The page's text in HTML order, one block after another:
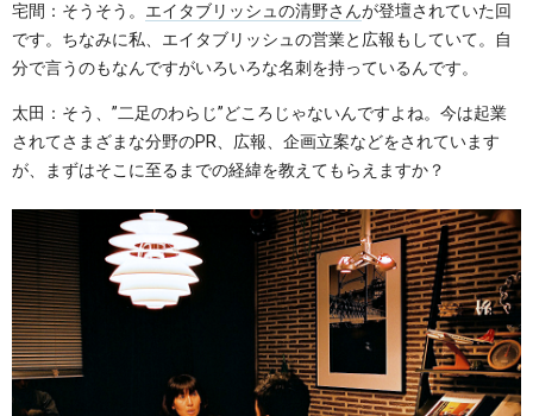
宅間：そうそう。 エイタブリッシュの清野さんが登壇されていた回
です。ちなみに私、エイタブリッシュの営業と広報もしていて。自
分で言うのもなんですがいろいろな名刺を持っているんです。
太田：そう、”二足のわらじ”どころじゃないんですよね。今は起業
されてさまざまな分野のPR、広報、企画立案などをされています
が、まずはそこに至るまでの経緯を教えてもらえますか？